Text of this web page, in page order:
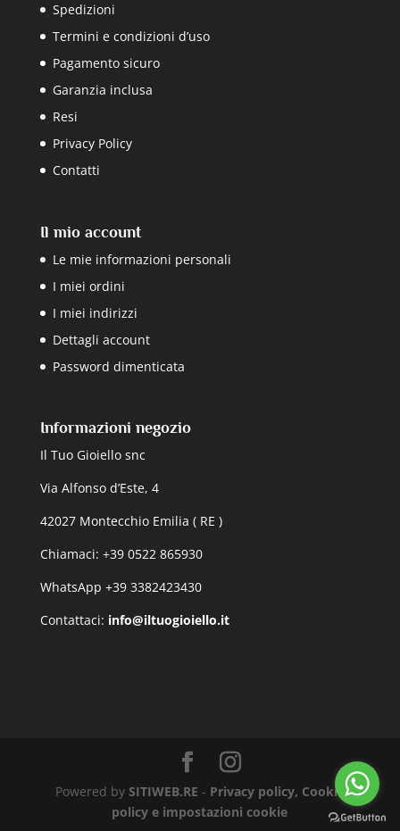
Spedizioni
Termini e condizioni d’uso
Pagamento sicuro
Garanzia inclusa
Resi
Privacy Policy
Contatti
Il mio account
Le mie informazioni personali
I miei ordini
I miei indirizzi
Dettagli account
Password dimenticata
Informazioni negozio
Il Tuo Gioiello snc
Via Alfonso d’Este, 4
42027 Montecchio Emilia ( RE )
Chiamaci: +39 0522 865930
WhatsApp +39 3382423430
Contattaci: info@iltuogioiello.it
Powered by SITIWEB.RE - Privacy policy, Cookie
policy e impostazioni cookie